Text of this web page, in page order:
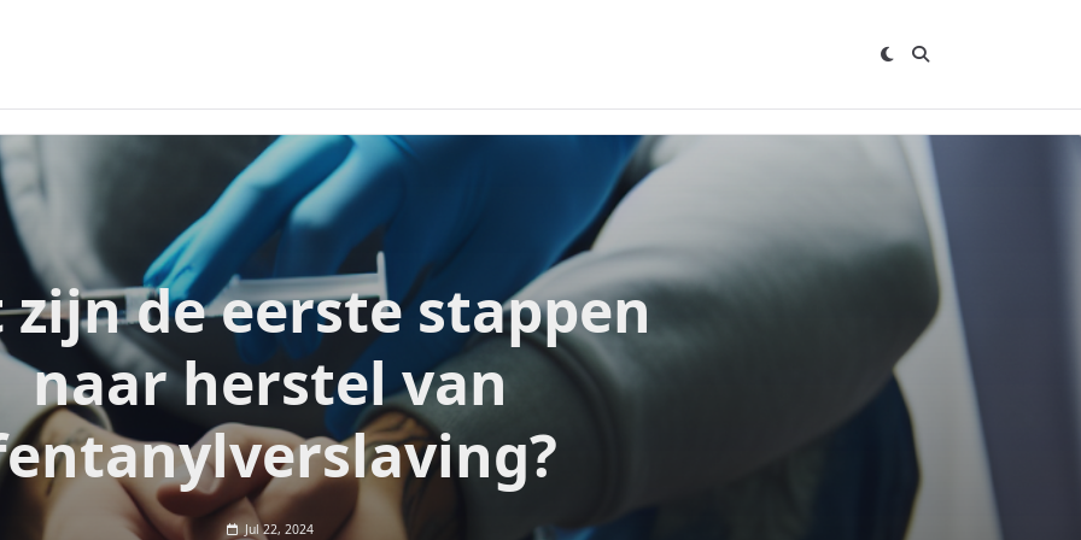
zijn de eerste stappen
naar herstel van
Jul 22, 2024